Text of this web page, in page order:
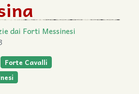
dai Forti Messinesi
Forte Cavalli